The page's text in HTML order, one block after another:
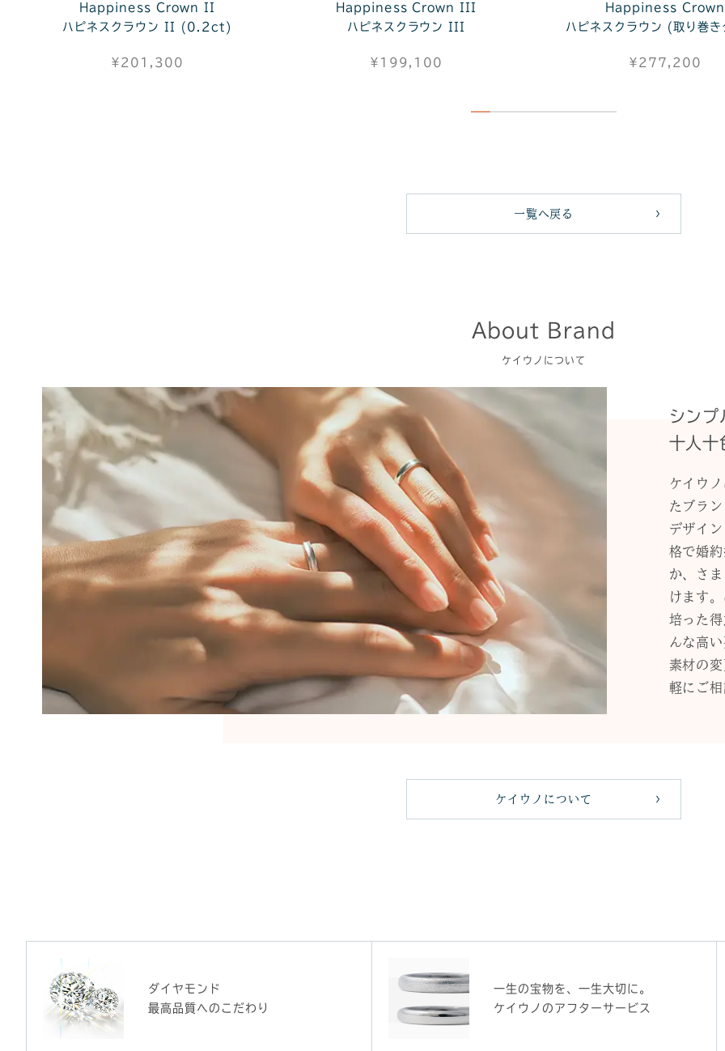
Happiness Crown II
ハピネスクラウン II (0.2ct)
¥201,300
Happiness Crown III
ハピネスクラウン III
¥199,100
Happiness Crown
ハピネスクラウン (取り巻
¥277,200
一覧へ戻る
About Brand
ケイウノについて
シン
十人
ケイウ
たブラ
デザイ
格で婚
か、さ
けます
培った
んな高
素材の
軽にご
ケイウノについて
ダイヤモンド
最高品質へのこだわり
一生の宝物を、一生大切に。
ケイウノのアフターサービス